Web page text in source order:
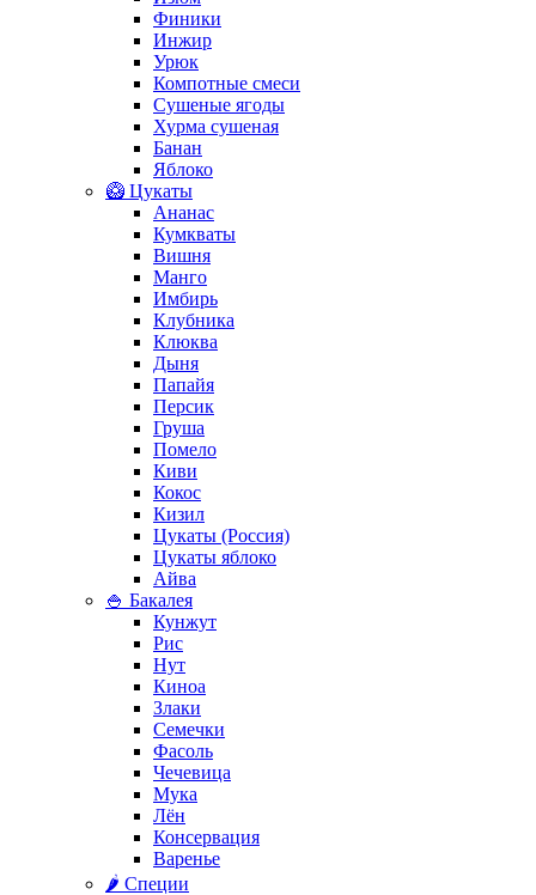
Финики
Инжир
Урюк
Компотные смеси
Сушеные ягоды
Хурма сушеная
Банан
Яблоко
🥝 Цукаты
Ананас
Кумкваты
Вишня
Манго
Имбирь
Клубника
Клюква
Дыня
Папайя
Персик
Груша
Помело
Киви
Кокос
Кизил
Цукаты (Россия)
Цукаты яблоко
Айва
🍚 Бакалея
Кунжут
Рис
Нут
Киноа
Злаки
Семечки
Фасоль
Чечевица
Мука
Лён
Консервация
Варенье
🌶️ Специи